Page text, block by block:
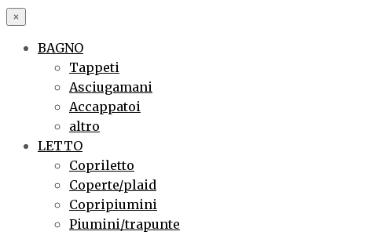
×
BAGNO
Tappeti
Asciugamani
Accappatoi
altro
LETTO
Copriletto
Coperte/plaid
Copripiumini
Piumini/trapunte